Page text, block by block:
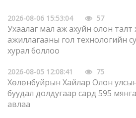
2026-08-06 15:53:04 57
Ухаалаг мал аж ахуйн олон
ажиллагааны гол технологийн
хурал боллоо
2026-08-05 12:08:41 75
Хөлөнбуйрын Хайлар Олон
буудал долдугаар сард 595
авлаа